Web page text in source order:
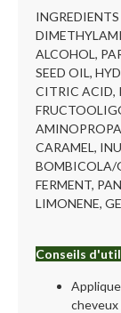
ALCOHOL,
SEED OIL,
CITRIC ACID,
CARAMEL,
BOMBICOLA/
FERMENT,
LIMONENE,
Conseils